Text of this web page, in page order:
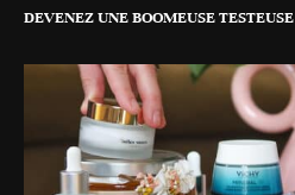
DEVENEZ UNE BOOMEUSE TESTEUSE